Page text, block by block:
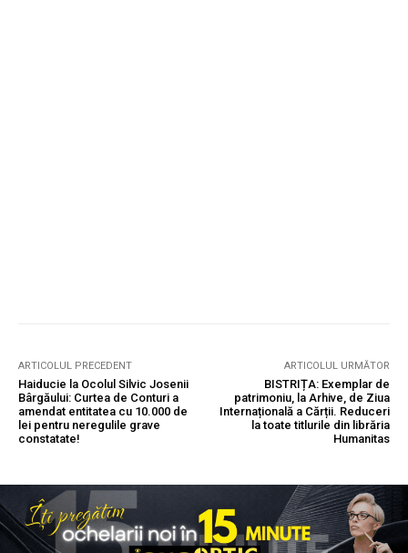
ARTICOLUL PRECEDENT
Haiducie la Ocolul Silvic Josenii
Bârgăului: Curtea de Conturi a
amendat entitatea cu 10.000 de
lei pentru neregulile grave
constatate!
ARTICOLUL URMĂTOR
BISTRIȚA: Exemplar de
patrimoniu, la Arhive, de Ziua
Internațională a Cărții. Reduceri
la toate titlurile din librăria
Humanitas